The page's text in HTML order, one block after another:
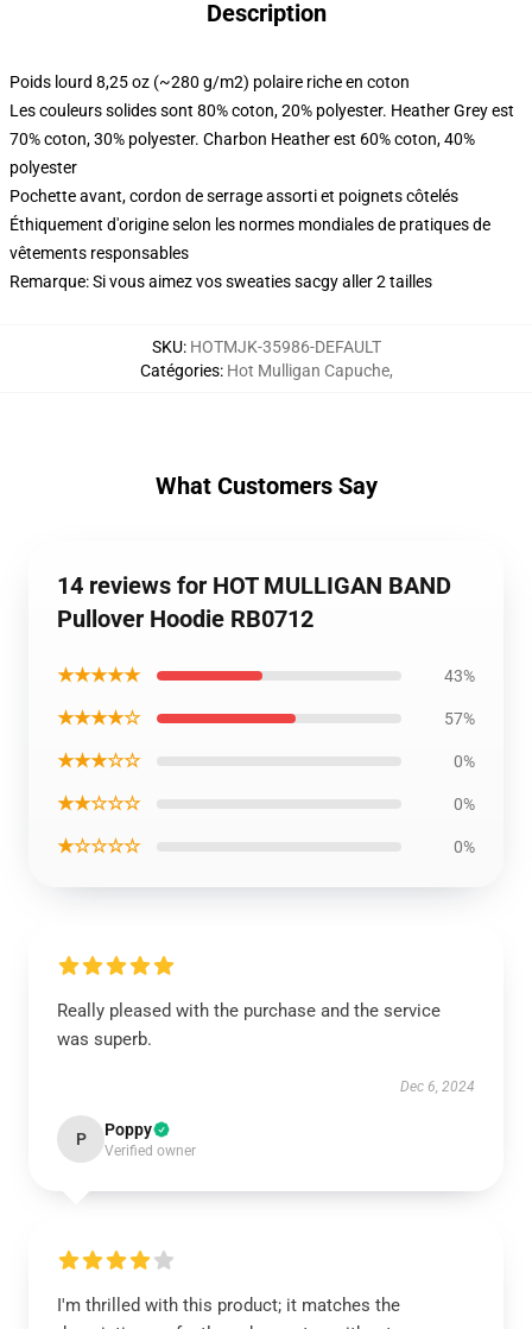
Description
Poids lourd 8,25 oz (~280 g/m2) polaire riche en coton
Les couleurs solides sont 80% coton, 20% polyester. Heather Grey est
70% coton, 30% polyester. Charbon Heather est 60% coton, 40%
polyester
Pochette avant, cordon de serrage assorti et poignets côtelés
Éthiquement d'origine selon les normes mondiales de pratiques de
vêtements responsables
Remarque: Si vous aimez vos sweaties sacgy aller 2 tailles
SKU: HOTMJK-35986-DEFAULT
Catégories: Hot Mulligan Capuche,
What Customers Say
14 reviews for HOT MULLIGAN BAND
Pullover Hoodie RB0712
★★★★★ 43%
★★★★☆ 57%
★★★☆☆ 0%
★★☆☆☆ 0%
★☆☆☆☆ 0%
Really pleased with the purchase and the service
was superb.
Dec 6, 2024
P Poppy
Verified owner
I'm thrilled with this product; it matches the